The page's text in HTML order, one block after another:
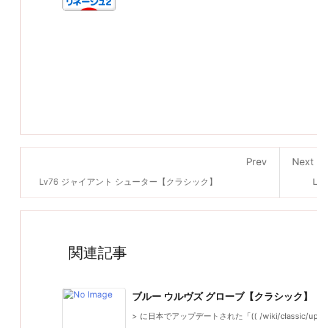
Next
Lv76 ジャイアント シューター【クラシック】
Prev
関連記事
ブルー ウルヴズ グローブ【クラシック】
> に日本でアップデートされた「(( /wiki/classic/